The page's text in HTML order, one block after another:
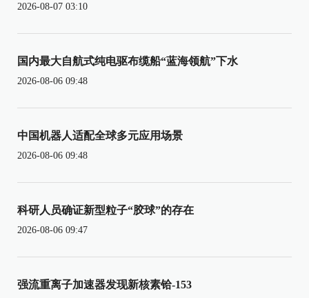
2026-08-07 03:10
国内最大自航式纯电驱布缆船“蓝海领航”下水
2026-08-06 09:48
中国机器人适配全球多元应用场景
2026-08-06 09:48
科研人员确证新型粒子“胶球”的存在
2026-08-06 09:47
强流重离子加速器发现新核素铪-153